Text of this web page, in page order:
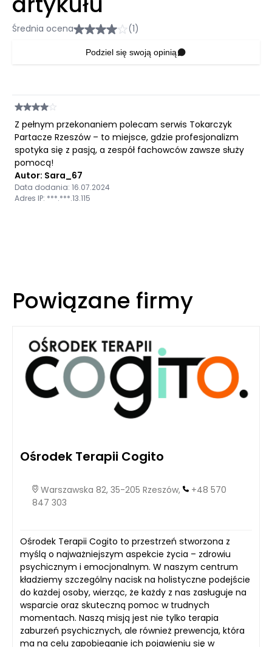
Średnia ocena (1)
Podziel się swoją opinią
Z pełnym przekonaniem polecam serwis Tokarczyk
Partacze Rzeszów – to miejsce, gdzie profesjonalizm
spotyka się z pasją, a zespół fachowców zawsze służy
pomocą!
Autor: Sara_67
Data dodania: 16.07.2024
Adres IP: ***.***.13.115
Powiązane firmy
Ośrodek Terapii Cogito
Warszawska 82, 35-205 Rzeszów,
+48 570
847 303
Ośrodek Terapii Cogito to przestrzeń stworzona z
myślą o najważniejszym aspekcie życia – zdrowiu
psychicznym i emocjonalnym. W naszym centrum
kładziemy szczególny nacisk na holistyczne podejście
do każdej osoby, wierząc, że każdy z nas zasługuje na
wsparcie oraz skuteczną pomoc w trudnych
momentach. Naszą misją jest nie tylko terapia
zaburzeń psychicznych, ale również prewencja, która
ma na celu zapobieganie ich pojawieniu się w